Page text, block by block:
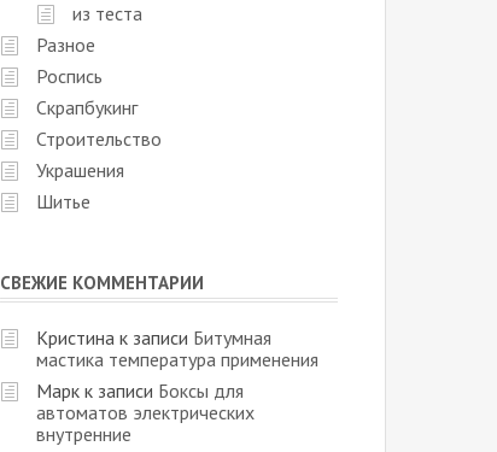
из теста
Разное
Роспись
Скрапбукинг
Строительство
Украшения
Шитье
СВЕЖИЕ КОММЕНТАРИИ
Кристина к записи Битумная
мастика температура применения
Марк к записи Боксы для
автоматов электрических
внутренние